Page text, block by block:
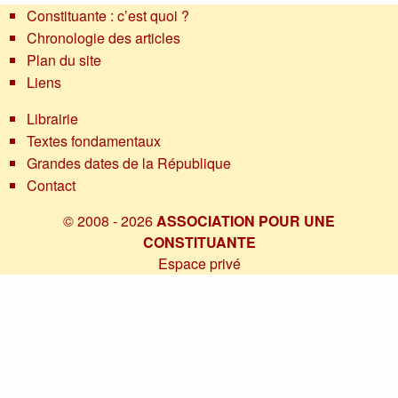
Constituante : c’est quoi ?
Chronologie des articles
Plan du site
Liens
Librairie
Textes fondamentaux
Grandes dates de la République
Contact
© 2008 - 2026ASSOCIATION POUR UNE
CONSTITUANTE
Espace privé